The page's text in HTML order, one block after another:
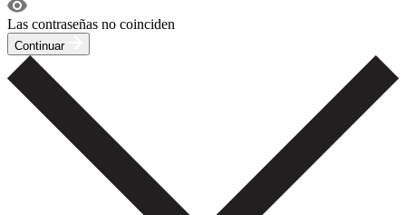
Las contraseñas no coinciden
Continuar